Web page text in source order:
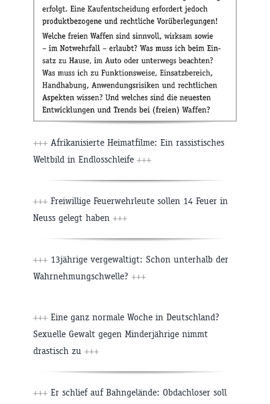
+++ Afrikanisierte Heimatfilme: Ein rassistisches
Weltbild in Endlosschleife +++
+++ Freiwillige Feuerwehrleute sollen 14 Feuer in
Neuss gelegt haben +++
+++ 13jährige vergewaltigt: Schon unterhalb der
Wahrnehmungschwelle? +++
+++ Eine ganz normale Woche in Deutschland?
Sexuelle Gewalt gegen Minderjährige nimmt
drastisch zu +++
+++ Er schlief auf Bahngelände: Obdachloser soll